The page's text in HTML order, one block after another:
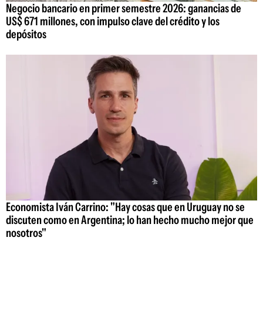
Negocio bancario en primer semestre 2026: ganancias de
US$ 671 millones, con impulso clave del crédito y los
depósitos
Economista Iván Carrino: "Hay cosas que en Uruguay no se
discuten como en Argentina; lo han hecho mucho mejor que
nosotros"